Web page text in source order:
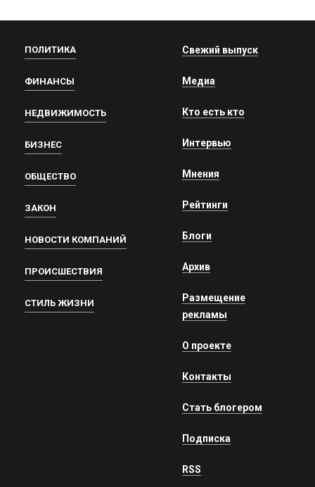
ПОЛИТИКА
ФИНАНСЫ
НЕДВИЖИМОСТЬ
БИЗНЕС
ОБЩЕСТВО
ЗАКОН
НОВОСТИ КОМПАНИЙ
ПРОИСШЕСТВИЯ
СТИЛЬ ЖИЗНИ
Свежий выпуск
Медиа
Кто есть кто
Интервью
Мнения
Рейтинги
Блоги
Архив
Размещение
рекламы
О проекте
Контакты
Стать блогером
Подписка
RSS